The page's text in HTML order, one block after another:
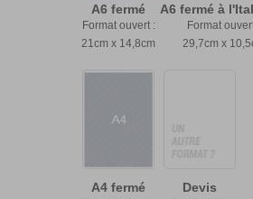
A6 fermé
Format ouvert :
21cm x 14,8cm
A6 fermé à
Format
29,7cm x
A4 fermé Devis